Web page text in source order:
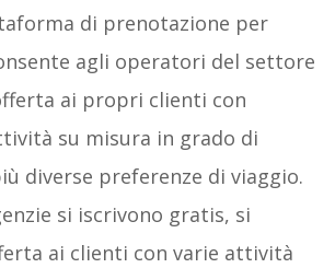
di prenotazione per
agli operatori del settore
ai propri clienti con
su misura in grado di
diverse preferenze di viaggio.
si iscrivono gratis, si
ai clienti con varie attività